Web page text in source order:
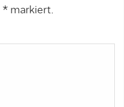
* markiert.